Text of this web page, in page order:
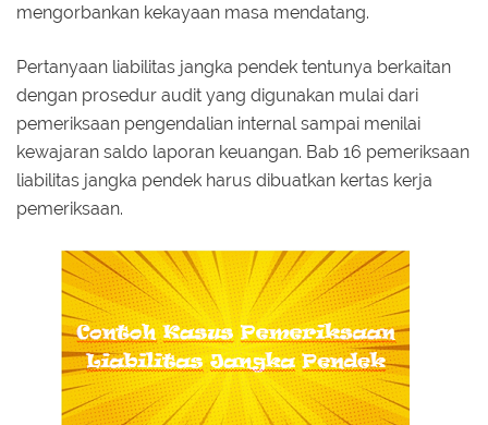
mengorbankan kekayaan masa mendatang.
Pertanyaan liabilitas jangka pendek tentunya berkaitan
dengan prosedur audit yang digunakan mulai dari
pemeriksaan pengendalian internal sampai menilai
kewajaran saldo laporan keuangan. Bab 16 pemeriksaan
liabilitas jangka pendek harus dibuatkan kertas kerja
pemeriksaan.